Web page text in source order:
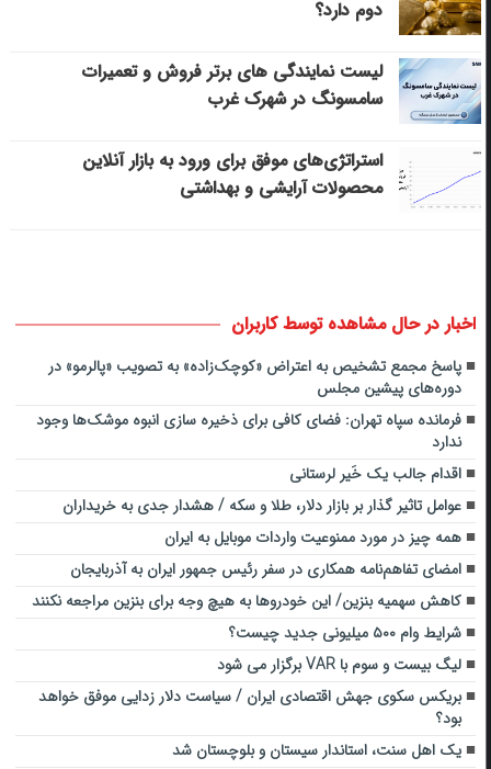
دوم دارد؟
لیست نمایندگی های برتر فروش و تعمیرات
سامسونگ در شهرک غرب
استراتژی‌های موفق برای ورود به بازار آنلاین
محصولات آرایشی و بهداشتی
اخبار در حال مشاهده توسط کاربران
پاسخ مجمع تشخیص به اعتراض «کوچک‌زاده» به تصویب «پالرمو» در
دوره‌های پیشین مجلس
فرمانده سپاه تهران: فضای کافی برای ذخیره سازی انبوه موشک‌ها وجود
ندارد
اقدام جالب یک خَیر لرستانی
عوامل تاثیر گذار بر بازار دلار، طلا و سکه / هشدار جدی به خریداران
همه چیز در مورد ممنوعیت واردات موبایل به ایران
امضای تفاهم‌نامه همکاری در سفر رئیس جمهور ایران به آذربایجان
کاهش سهمیه بنزین/ این خودرو‌ها به هیچ وجه برای بنزین مراجعه نکنند
شرایط وام ۵۰۰ میلیونی جدید چیست؟
لیگ بیست و سوم با VAR برگزار می شود
بریکس سکوی جهش اقتصادی ایران / سیاست دلار زدایی موفق خواهد
بود؟
یک اهل سنت،‌ استاندار سیستان و بلوچستان شد